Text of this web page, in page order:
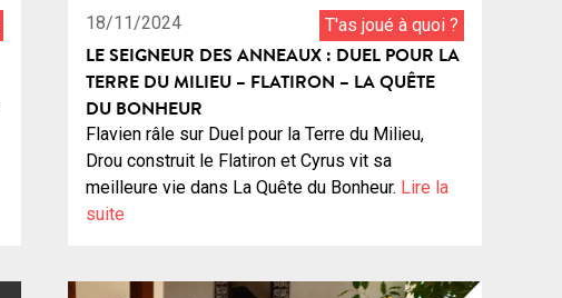
18/11/2024 T'as joué à quoi ?
LE SEIGNEUR DES ANNEAUX : DUEL POUR LA
TERRE DU MILIEU – FLATIRON – LA QUÊTE
DU BONHEUR
Flavien râle sur Duel pour la Terre du Milieu,
Drou construit le Flatiron et Cyrus vit sa
meilleure vie dans La Quête du Bonheur. Lire la
suite